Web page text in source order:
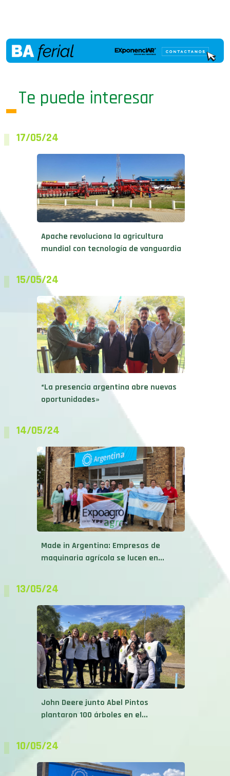
Te puede interesar
17/05/24
Apache revoluciona la agricultura
mundial con tecnología de vanguardia
15/05/24
“La presencia argentina abre nuevas
oportunidades»
14/05/24
Made in Argentina: Empresas de
maquinaria agrícola se lucen en...
13/05/24
John Deere junto Abel Pintos
plantaron 100 árboles en el...
10/05/24